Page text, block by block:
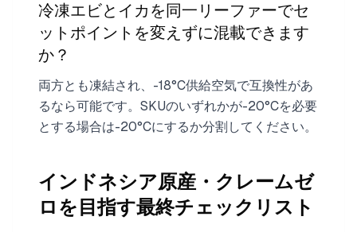
冷凍エビとイカを同一リーファーでセ
ットポイントを変えずに混載できます
か？
両方とも凍結され、-18°C供給空気で互換性があ
るなら可能です。SKUのいずれかが-20°Cを必要
とする場合は-20°Cにするか分割してください。
インドネシア原産・クレームゼ
ロを目指す最終チェックリスト